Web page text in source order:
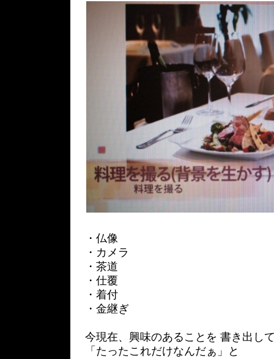
・仏像
・カメラ
・茶道
・仕覆
・着付
・金継ぎ
今現在、興味のあることを 書き出し
「たったこれだけなんだぁ」と